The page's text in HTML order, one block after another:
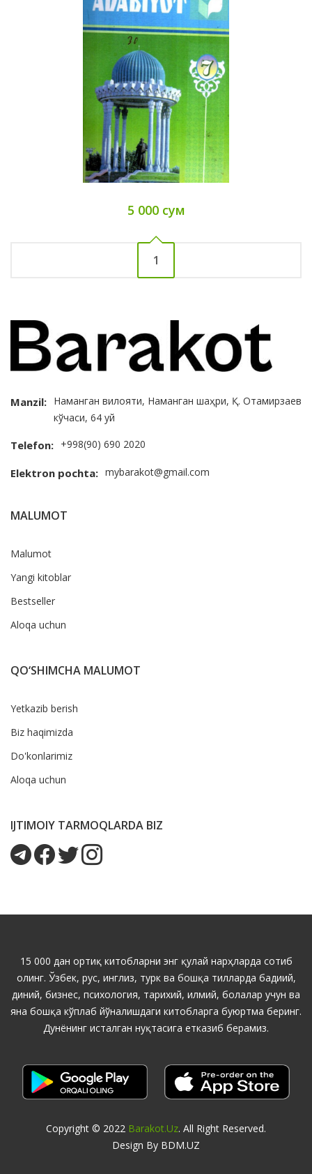
5 000 сум
1
Manzil: Наманган вилояти, Наманган шаҳри, Қ. Отамирзаев
кўчаси, 64 уй
Telefon: +998(90) 690 2020
Elektron pochta: mybarakot@gmail.com
MALUMOT
Malumot
Yangi kitoblar
Bestseller
Aloqa uchun
QO‘SHIMCHA MALUMOT
Yetkazib berish
Biz haqimizda
Do'konlarimiz
Aloqa uchun
IJTIMOIY TARMOQLARDA BIZ
15 000 дан ортиқ китобларни энг қулай нарҳларда сотиб
олинг. Ўзбек, рус, инглиз, турк ва бошқа тилларда бадиий,
диний, бизнес, психология, тарихий, илмий, болалар учун ва
яна бошқа кўплаб йўналишдаги китобларга буюртма беринг.
Дунёнинг исталган нуқтасига етказиб берамиз.
Copyright © 2022 Barakot.uz. All Right Reserved.
Design By BDM.UZ